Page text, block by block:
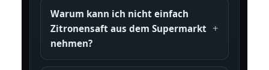
Warum kann ich nicht einfach
Zitronensaft aus dem Supermarkt
nehmen?